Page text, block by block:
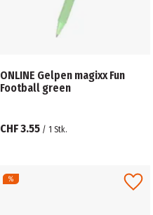
ONLINE Gelpen magixx Fun
Football green
CHF 3.55 / 1 Stk.